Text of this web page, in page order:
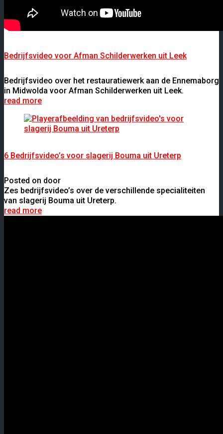
Bedrijfsvideo voor Afman Schilderwerken uit Leek
Bedrijfsvideo over het restauratiewerk aan de Ennemaborg
in Midwolda voor Afman Schilderwerken uit Leek.
read more
6 Bedrijfsvideo’s voor slagerij Bouma uit Ureterp
Posted on door
Zes bedrijfsvideo’s over de verschillende specialiteiten
van slagerij Bouma uit Ureterp.
read more